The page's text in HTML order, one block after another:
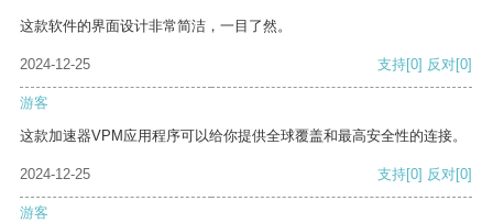
这款软件的界面设计非常简洁，一目了然。
2024-12-25 支持[0] 反对[0]
游客
这款加速器VPM应用程序可以给你提供全球覆盖和最高安全性的连接。
2024-12-25 支持[0] 反对[0]
游客